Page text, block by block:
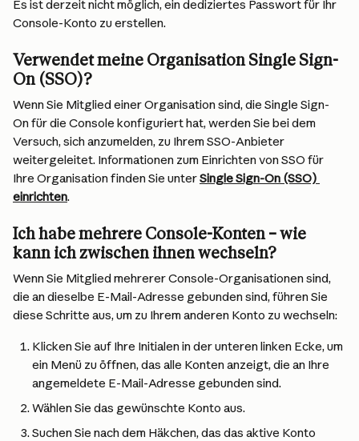
Es ist derzeit nicht möglich, ein dediziertes Passwort für Ihr
Console-Konto zu erstellen.
Verwendet meine Organisation Single Sign-
On (SSO)?
Wenn Sie Mitglied einer Organisation sind, die Single Sign-
On für die Console konfiguriert hat, werden Sie bei dem
Versuch, sich anzumelden, zu Ihrem SSO-Anbieter
weitergeleitet. Informationen zum Einrichten von SSO für
Ihre Organisation finden Sie unter Single Sign-On (SSO)
einrichten.
Ich habe mehrere Console-Konten – wie
kann ich zwischen ihnen wechseln?
Wenn Sie Mitglied mehrerer Console-Organisationen sind,
die an dieselbe E-Mail-Adresse gebunden sind, führen Sie
diese Schritte aus, um zu Ihrem anderen Konto zu wechseln:
Klicken Sie auf Ihre Initialen in der unteren linken Ecke, um
ein Menü zu öffnen, das alle Konten anzeigt, die an Ihre
angemeldete E-Mail-Adresse gebunden sind.
Wählen Sie das gewünschte Konto aus.
Suchen Sie nach dem Häkchen, das das aktive Konto